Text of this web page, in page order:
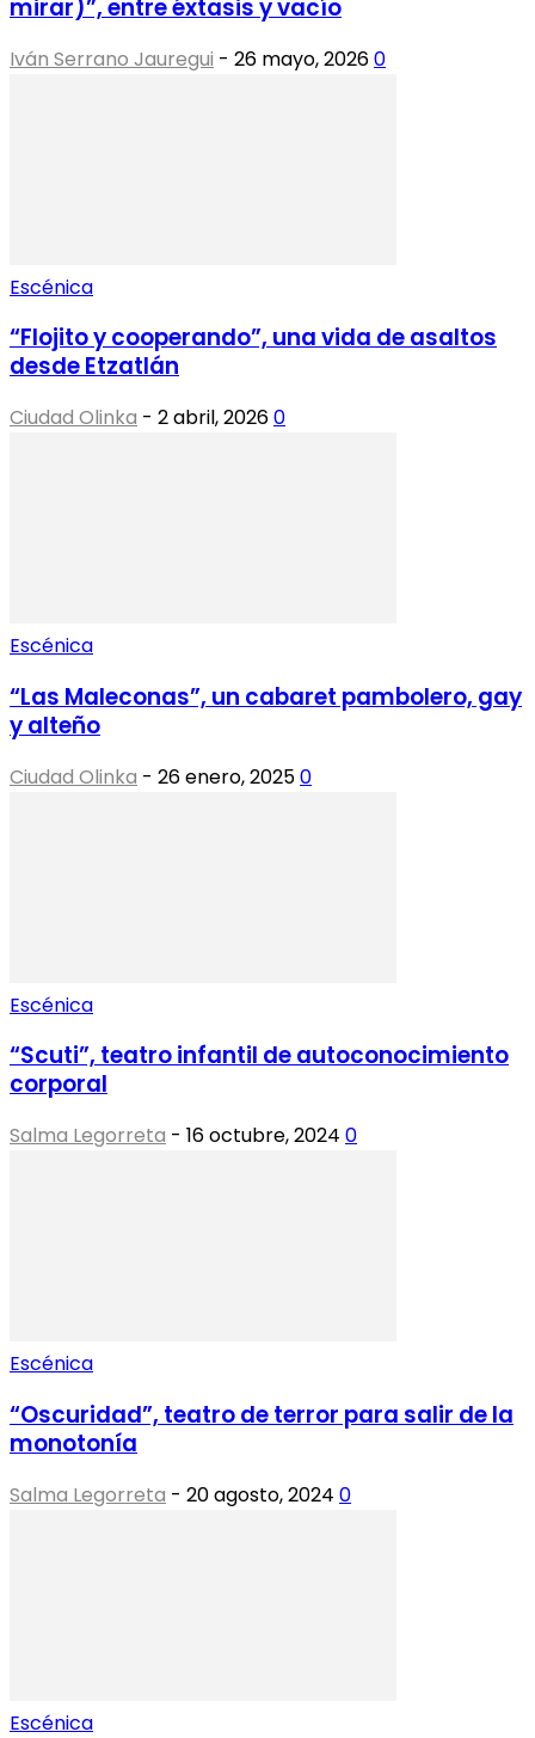
mirar)”, entre éxtasis y vacío
Iván Serrano Jauregui - 26 mayo, 20260
Escénica
“Flojito y cooperando”, una vida de asaltos
desde Etzatlán
Ciudad Olinka - 2 abril, 20260
Escénica
“Las Maleconas”, un cabaret pambolero, gay
y alteño
Ciudad Olinka - 26 enero, 20250
Escénica
“Scuti”, teatro infantil de autoconocimiento
corporal
Salma Legorreta - 16 octubre, 2024 0
Escénica
“Oscuridad”, teatro de terror para salir de la
monotonía
Salma Legorreta - 20 agosto, 2024 0
Escénica